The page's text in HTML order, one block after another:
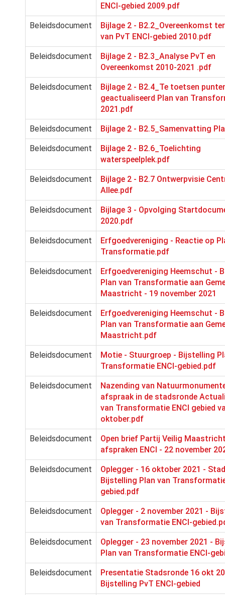
ENCI-gebied 2009.pdf
Beleidsdocument
Bijlage 2 - B2.2_Overeenkomst
van PvT ENCI-gebied 2010.pdf
Beleidsdocument
Bijlage 2 - B2.3_Analyse PvT en
Overeenkomst 2010-2021 .pdf
Beleidsdocument
Bijlage 2 - B2.4_Te toetsen
geactualiseerd Plan van
2021.pdf
Beleidsdocument Bijlage 2 - B2.5_Samenvatting
Beleidsdocument
Bijlage 2 - B2.6_Toelichting
waterspeelplek.pdf
Beleidsdocument
Bijlage 2 - B2.7 Ontwerpvisie
Allee.pdf
Beleidsdocument
Bijlage 3 - Opvolging
2020.pdf
Beleidsdocument
Erfgoedvereniging - Reactie op
Transformatie.pdf
Beleidsdocument
Erfgoedvereniging Heemschut -
Plan van Transformatie aan
Maastricht - 19 november 2021
Beleidsdocument
Erfgoedvereniging Heemschut -
Plan van Transformatie aan
Maastricht.pdf
Beleidsdocument
Motie - Stuurgroep - Bijstelling
Transformatie ENCI-gebied.pdf
Beleidsdocument
Nazending van
afspraak in de stadsronde
van Transformatie ENCI gebied
oktober.pdf
Beleidsdocument
Open brief Partij Veilig
afspraken ENCI - 22 november
Beleidsdocument
Oplegger - 16 oktober 2021 -
Bijstelling Plan van
gebied.pdf
Beleidsdocument
Oplegger - 2 november 2021 -
van Transformatie ENCI-
Beleidsdocument
Oplegger - 23 november 2021 -
Plan van Transformatie ENCI-
Beleidsdocument
Presentatie Stadsronde 16 okt
Bijstelling PvT ENCI-gebied